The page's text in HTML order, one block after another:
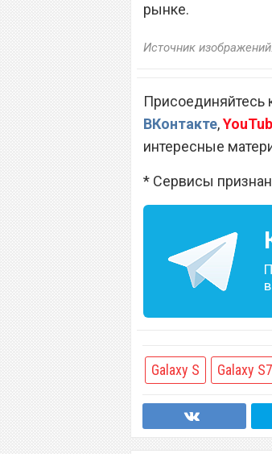
рынке.
Источник
Присоединяйтесь
ВКонтакте,
интересные
* Сервисы
Galaxy S Galaxy S7